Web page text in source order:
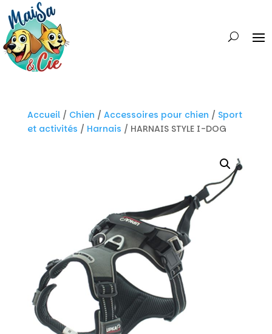
Accueil/ Chien / Accessoires pour chien / Sport
et activités / Harnais / HARNAIS STYLE I-DOG